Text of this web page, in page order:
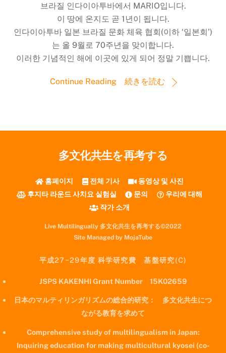
브라질 인다이아투바에서 MARIO입니다.
이 땅에 온지도 곧 1년이 됩니다.
인다이아투바 일본 브라질 문화 체육 협회(이하 ‘일본회’)
는 올 9월로 70주년을 맞이합니다.
이러한 기념적인 해에 이곳에 있게 되어 정말 기쁩니다.
Continue Reading 続きを読む
多文化共生を再考する
홈페이지 전체 기사
동영상 및 사진
후지타 라운드 사치요 실험실
문의
우리에 대해
작가 소개
Live Multilingually 多文化共生を再考する©2022
Site Managed by MojaTube
平成27−29年度 科学研究費 基盤研究(C)
JSPS KAKENHI Grant Number 15K02659
日本のマルティリンガリズムの総合的研究： 多文化共生につ
ながる教育を求めて
Comprehensive study of multilingualism in Japan:
Inquiring education for making multicultural kyosei (co-